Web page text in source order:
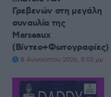
Γρεβενών στη μεγάλη
συναυλία της
Marseaux
(Βίντεο+Φωτογραφίες)
8 Αυγούστου 2026, 8:02 μμ